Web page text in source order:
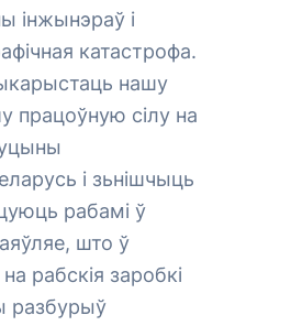
інжынэраў і
катастрофа.
нашу
працоўную сілу на
і зьнішчыць
рабамі ў
што ў
рабскія заробкі
разбурыў